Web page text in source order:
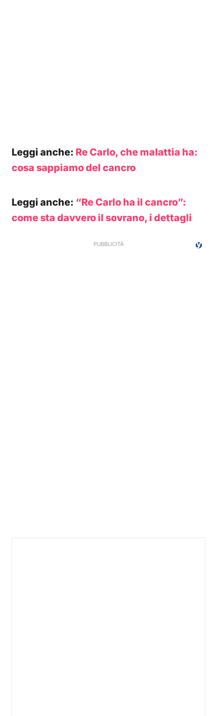
Leggi anche: Re Carlo, che malattia ha:
cosa sappiamo del cancro
Leggi anche: “Re Carlo ha il cancro”:
come sta davvero il sovrano, i dettagli